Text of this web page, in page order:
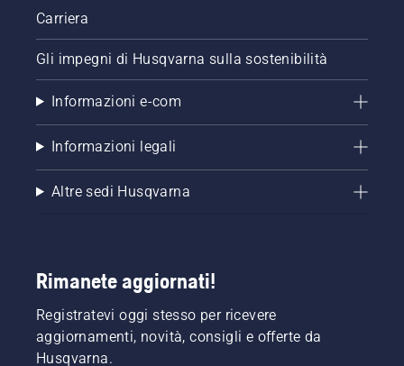
Carriera
Gli impegni di Husqvarna sulla sostenibilità
Informazioni e-com
Informazioni legali
Altre sedi Husqvarna
Rimanete aggiornati!
Registratevi oggi stesso per ricevere
aggiornamenti, novità, consigli e offerte da
Husqvarna.